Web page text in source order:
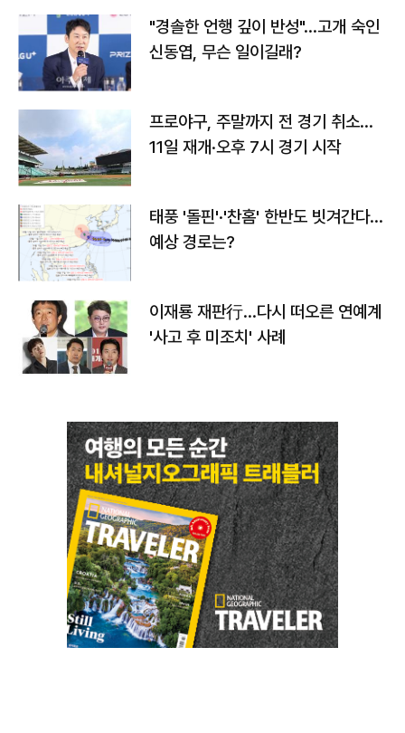
"경솔한 언행 깊이 반성"…고개 숙인
신동엽, 무슨 일이길래?
프로야구, 주말까지 전 경기 취소…
11일 재개·오후 7시 경기 시작
태풍 '돌핀'·'찬홈' 한반도 빗겨간다…
예상 경로는?
이재룡 재판行…다시 떠오른 연예계
'사고 후 미조치' 사례